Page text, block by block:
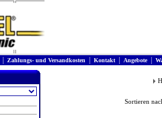
Zahlungs- und Versandkosten Kontakt| Angebote|
Sortieren